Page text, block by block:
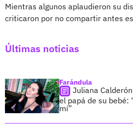
Mientras algunos aplaudieron su
criticaron por no compartir antes
Últimas noticias
Farándula
Juliana
el papá de su bebé:
mí”